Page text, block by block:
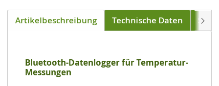
Artikelbeschreibung Technische Daten
Bluetooth-Datenlogger für Temperatur-
Messungen